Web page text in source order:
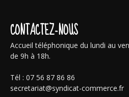
CONTACTEZ-NOUS
Accueil téléphonique du lundi au
de 9h à 18h.
Tél : 07 56 87 86 86
secretariat@syndicat-commerce.fr